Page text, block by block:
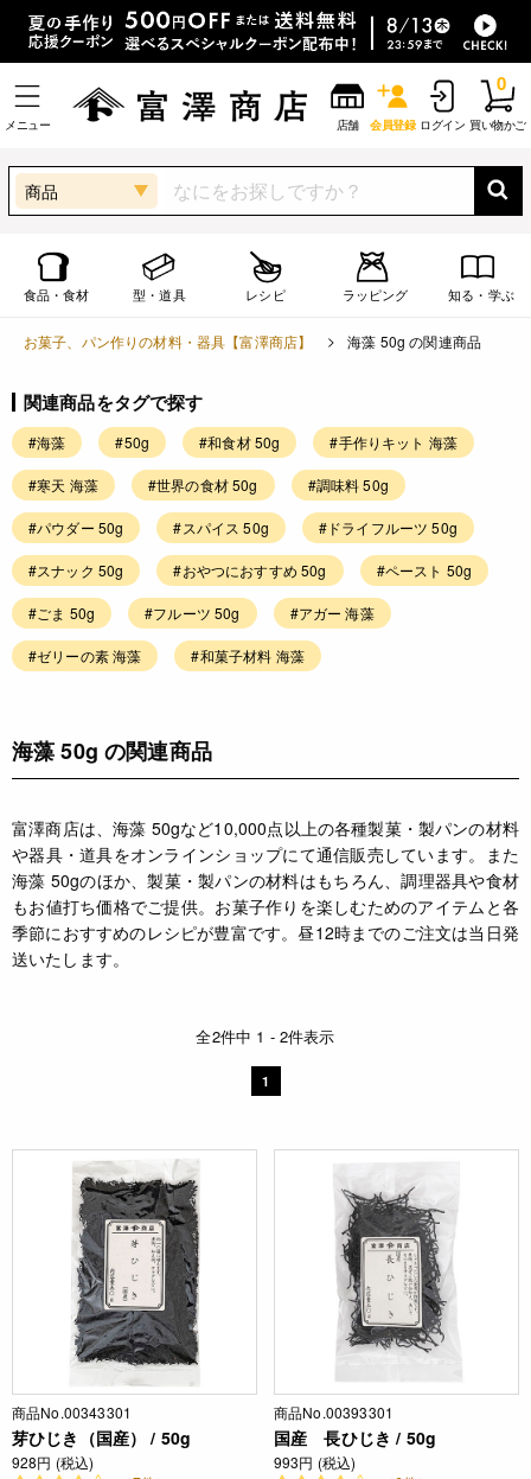
メニュー 店舗 会員登録 ログイン 買い物かご
0
商品
食品・食材 型・道具 レシピ ラッピング 知る・学ぶ
お菓子、パン作りの材料・器具【富澤商店】 海藻 50g の関連商品
関連商品をタグで探す
#海藻 #50g #和食材 50g #手作りキット 海藻
#寒天 海藻 #世界の食材 50g #調味料 50g
#パウダー 50g #スパイス 50g #ドライフルーツ 50g
#スナック 50g #おやつにおすすめ 50g #ペースト 50g
#ごま 50g #フルーツ 50g #アガー 海藻
#ゼリーの素 海藻 #和菓子材料 海藻
海藻 50g の関連商品
富澤商店は、海藻 50gなど10,000点以上の各種製菓・製パンの材料
や器具・道具をオンラインショップにて通信販売しています。また
海藻 50gのほか、製菓・製パンの材料はもちろん、調理器具や食材
もお値打ち価格でご提供。お菓子作りを楽しむためのアイテムと各
季節におすすめのレシピが豊富です。昼12時までのご注文は当日発
送いたします。
全2件中 1 - 2件表示
1
商品No.00343301
芽ひじき（国産） / 50g
928円 (税込)
商品No.00393301
国産 長ひじき / 50g
993円 (税込)